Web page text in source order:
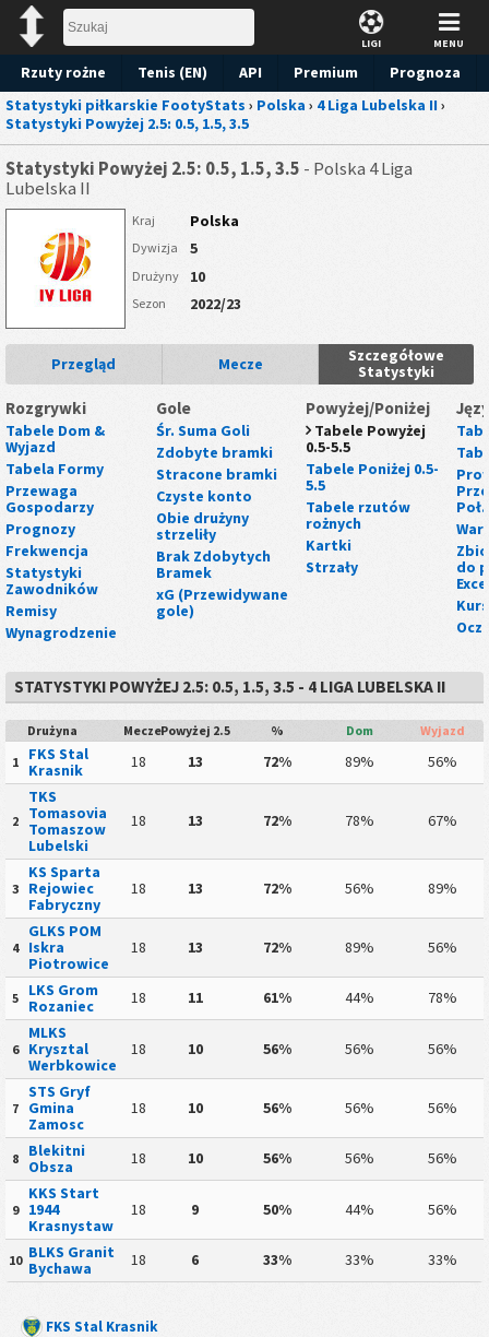
LIGI MENU
Rzuty rożne Tenis (EN) API Premium
Prognoza
Statystyki piłkarskie FootyStats › Polska › 4 Liga Lubelska II›
Statystyki Powyżej 2.5: 0.5, 1.5, 3.5
Statystyki Powyżej 2.5: 0.5, 1.5, 3.5 - Polska 4 Liga
Lubelska II
Kraj Polska
Dywizja 5
Drużyny 10
Sezon 2022/23
Przegląd Mecze
Szczegółowe
Statystyki
Rozgrywki
Tabele Dom &
Wyjazd
Tabela Formy
Przewaga
Gospodarzy
Prognozy
Frekwencja
Statystyki
Zawodników
Remisy
Wynagrodzenie
Gole
Śr. Suma Goli
Zdobyte bramki
Stracone bramki
Czyste konto
Obie drużyny
strzeliły
Brak Zdobytych
Bramek
xG (Przewidywane
gole)
Powyżej/Poniżej
Tabele Powyżej
0.5-5.5
Tabele Poniżej 0.5-
5.5
Tabele rzutów
rożnych
Kartki
Strzały
Poł.
do
Kurs
STATYSTYKI POWYŻEJ 2.5: 0.5, 1.5, 3.5 - 4 LIGA LUBELSKA II
Drużyna MeczePowyżej 2.5 % Dom
Wyjazd
1
FKS Stal
Krasnik
18 13 72% 89% 56%
2
TKS
Tomasovia
Tomaszow
Lubelski
18 13 72% 78% 67%
3
KS Sparta
Rejowiec
Fabryczny
18 13 72% 56% 89%
4
GLKS POM
Iskra
Piotrowice
18 13 72% 89% 56%
5
LKS Grom
Rozaniec
18 11 61% 44% 78%
6
MLKS
Krysztal
Werbkowice
18 10 56% 56% 56%
7
STS Gryf
Gmina
Zamosc
18 10 56% 56% 56%
8
Blekitni
Obsza
18 10 56% 56% 56%
9
KKS Start
1944
Krasnystaw
18 9 50% 44% 56%
10 BLKS Granit
Bychawa
18 6 33% 33% 33%
FKS Stal Krasnik